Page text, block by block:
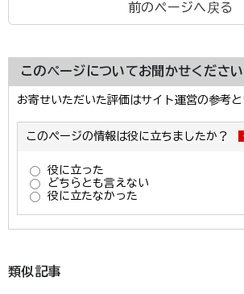
前のページへ戻る
このページについてお聞かせください
類似記事